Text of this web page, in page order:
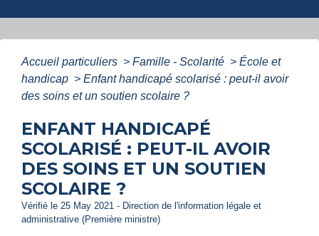
Accueil particuliers > Famille - Scolarité > École et
handicap > Enfant handicapé scolarisé : peut-il avoir
des soins et un soutien scolaire ?
ENFANT HANDICAPÉ
SCOLARISÉ : PEUT-IL AVOIR
DES SOINS ET UN SOUTIEN
SCOLAIRE ?
Vérifié le 25 May 2021 - Direction de l'information légale et
administrative (Première ministre)